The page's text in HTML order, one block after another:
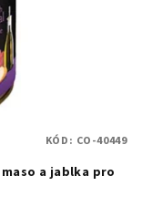
maso a jablka pro
KÓD: CO-40449